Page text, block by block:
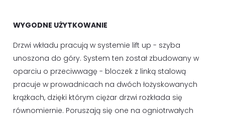
WYGODNE UŻYTKOWANIE
Drzwi wkładu pracują w systemie lift up - szyba
unoszona do góry. System ten został zbudowany w
oparciu o przeciwwagę - bloczek z linką stalową
pracuje w prowadnicach na dwóch łożyskowanych
krążkach, dzięki którym ciężar drzwi rozkłada się
równomiernie. Poruszają się one na ogniotrwałych